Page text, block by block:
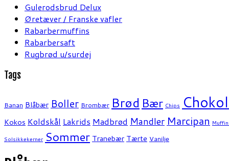
Gulerodsbrud Delux
Øretæver / Franske vafler
Rabarbermuffins
Rabarbersaft
Rugbrød u/surdej
Tags
Banan Blåbær Boller Brombær Brød Bær Chips
Kokos Koldskål Lakrids Madbrød Mandler Marcipan
Solsikkekerner Sommer Tranebær Tærte Vanilje